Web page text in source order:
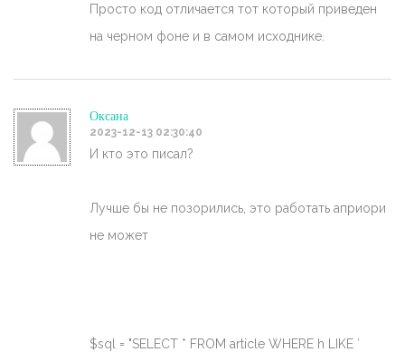
Просто код отличается тот который приведен
на черном фоне и в самом исходнике.
Оксана
2023-12-13 02:30:40
И кто это писал?
Лучше бы не позорились, это работать априори
не может
$sql = "SELECT * FROM article WHERE h LIKE ′